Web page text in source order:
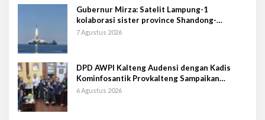
Gubernur Mirza: Satelit Lampung-1
kolaborasi sister province Shandong-
Lampung
7 Agustus 2026
DPD AWPI Kalteng Audensi dengan Kadis
Kominfosantik Provkalteng Sampaikan
Rencana Kongnas II AWPI se-Indonesia
6 Agustus 2026